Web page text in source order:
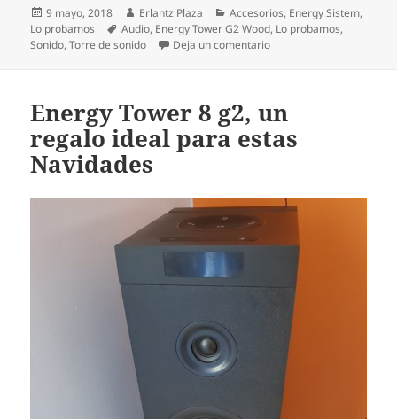
Publicado
el
9 mayo, 2018 Autor
Erlantz Plaza Categorías
Accesorios, Energy Sistem,
Lo probamos
Etiquetas
Audio, Energy Tower G2 Wood, Lo probamos,
Sonido,Torre de sonido Deja un comentarioen Probamos la Energy
Energy Tower 8 g2, un
regalo ideal para estas
Navidades